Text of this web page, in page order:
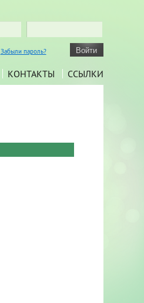
Забыли пароль?
КОНТАКТЫ ССЫЛКИ